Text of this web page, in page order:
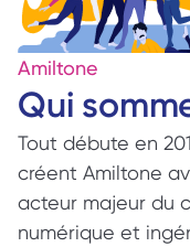
Amiltone
Qui
Tout débute en
créent Amiltone
acteur majeur du
numérique et